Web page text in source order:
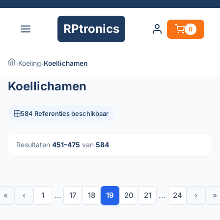
RPtronics 0
›Koeling›Koellichamen
Koellichamen
584 Referenties beschikbaar
Resultaten 451–475 van 584
« ‹ 1 ... 17 18 19 20 21 ... 24 › »